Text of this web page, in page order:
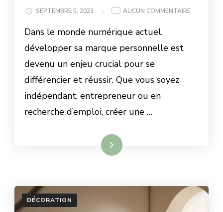
SEPTEMBRE 5, 2023 AUCUN COMMENTAIRE
Dans le monde numérique actuel,
développer sa marque personnelle est
devenu un enjeu crucial pour se
différencier et réussir. Que vous soyez
indépendant, entrepreneur ou en
recherche d’emploi, créer une …
Lire la suite
DÉCORATION